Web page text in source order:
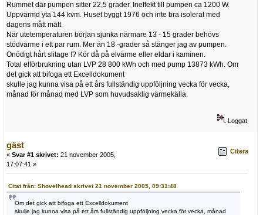
Rummet där pumpen sitter 22,5 grader. Ineffekt till pumpen ca 1200 W.
Uppvärmd yta 144 kvm. Huset byggt 1976 och inte bra isolerat med
dagens mått mätt.
När utetemperaturen början sjunka närmare 13 - 15 grader behövs
stödvärme i ett par rum. Mer än 18 -grader så stänger jag av pumpen.
Onödigt hårt slitage !? Kör då på elvärme eller eldar i kaminen.
Total elförbrukning utan LVP 28 800 kWh och med pump 13873 kWh. Om
det gick att bifoga ett Excelldokument
skulle jag kunna visa på ett års fullständig uppföljning vecka för vecka,
månad för månad med LVP som huvudsaklig värmekälla.
Loggat
gäst
« Svar #1 skrivet: 21 november 2005,
17:07:41 »
Citera
Citat från: Shovelhead skrivet 21 november 2005, 09:31:48
Om det gick att bifoga ett Excelldokument
skulle jag kunna visa på ett års fullständig uppföljning vecka för vecka, månad